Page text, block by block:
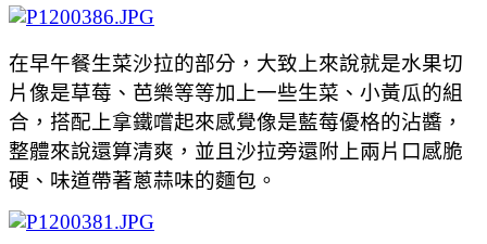
在早午餐生菜沙拉的部分，大致上來說就是水果切
片像是草莓、芭樂等等加上一些生菜、小黃瓜的組
合，搭配上拿鐵嚐起來感覺像是藍莓優格的沾醬，
整體來說還算清爽，並且沙拉旁還附上兩片口感脆
硬、味道帶著蔥蒜味的麵包。